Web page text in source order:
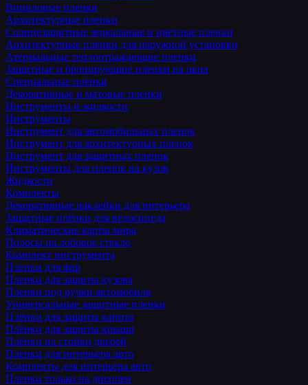
Виниловые пленки
Архитектурные пленки
Солнцезащитные зеркальные и цветные пленки
Архитектурные пленки для наружной установки
Атермальные теплоотражающие пленки
Защитные и бронирующие пленки на окна
Специальные плёнки
Декоративные и матовые пленки
Инструменты и жидкости
Инструменты
Инструмент для автомобильных пленок
Инструмент для архитектурных пленок
Инструмент для защитных пленок
Инструменты для пленок на кузов
Жидкости
Комплекты
Декоративные наклейки для интерьера
Защитные плёнки для велосипеда
Климатические карты мира
Полосы на лобовое стекло
Комплект инструмента
Пленки для фар
Пленки для защиты кузова
Пленки под ручки автомобиля
Универсальные защитные пленки
Плёнки для защиты капота
Плёнки для защиты крыши
Плёнки на стойки дверей
Пленки для интерьера авто
Комплекты для интерьера авто
Пленки только на дисплеи